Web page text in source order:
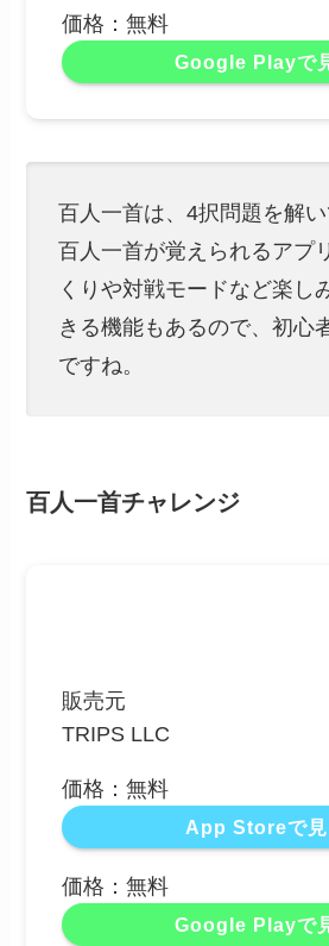
価格：無料
Google Playで
百人一首は、4択問題を解
百人一首が覚えられるアプ
くりや対戦モードなど楽し
きる機能もあるので、初心
ですね。
百人一首チャレンジ
販売元
TRIPS LLC
価格：無料
App Storeで見
価格：無料
Google Playで